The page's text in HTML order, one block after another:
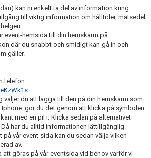
kan ni enkelt ta del av information kring
till viktig information om hålltider, matsedel
event-hemsida till din hemskärm på
där du snabbt och smidigt kan gå in och
gäller.
telefon:
väljer du att lägga till den på din hemskärm som
gör du det genom att klicka på symbolen
med en pil i. Klicka sedan på alternativet
har du alltid informationen lättillgänglig.
vår event-sida kan du sedan välja vilken
av.
göras på vår eventsida vid behov varför vi